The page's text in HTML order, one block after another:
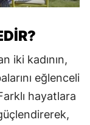
iki kadının,
eğlenceli
hayatlara